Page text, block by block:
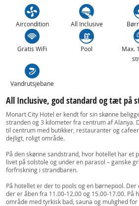
Aircondition All Inclusive
Gratis WiFi Pool
Max.
Vandrutsjebane
All Inclusive, god standard og tæt på
Monart City Hotel er kendt for sin skønne
stranden og 3 kilometer fra centrum af Alanya.
til centrum med butikker, restauranter og
dejligt, roligt område.
På den skønne sandstrand, hvor hotellet har et
livet på solstole og under en parasol – ganske
forfriskning i strandbaren.
På hotellet er der to pools og en børnepool. Der
der er åben fra 11.00-12.00 og 15.00-17.00. På
område med tyrkisk bad, sauna og mulighed for